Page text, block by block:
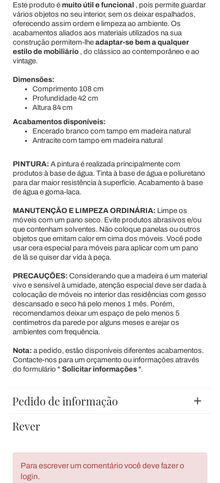
Este produto é muito útil e funcional , pois permite guardar
vários objetos no seu interior, sem os deixar espalhados,
oferecendo assim ordem e limpeza ao ambiente. Os
acabamentos aliados aos materiais utilizados na sua
construção permitem-lheadaptar-se bem a qualquer
estilo de mobiliário, do clássico ao contemporâneo e ao
vintage.
Dimensões:
Comprimento 108 cm
Profundidade 42 cm
Altura 84 cm
Acabamentos disponíveis:
Encerado branco com tampo em madeira natural
Antracite com tampo em madeira natural
PINTURA: A pintura é realizada principalmente com
produtos à base de água. Tinta à base de água e poliuretano
para dar maior resistência à superfície. Acabamento à base
de água e goma-laca.
MANUTENÇÃO E LIMPEZA ORDINÁRIA: Limpe os
móveis com um pano seco. Evite produtos abrasivos e/ou
que contenham solventes. Não coloque panelas ou outros
objetos que emitam calor em cima dos móveis. Você pode
usar cera especial para móveis para aplicar com um pano
de lã se quiser dar vida à peça.
PRECAUÇÕES: Considerando que a madeira é um material
vivo e sensível à umidade, atenção especial deve ser dada à
colocação de móveis no interior das residências com gesso
descansado e seco há pelo menos 1 mês. Porém,
recomendamos deixar um espaço de pelo menos 5
centímetros da parede por alguns meses e arejar os
ambientes com frequência.
Nota: a pedido, estão disponíveis diferentes acabamentos.
Contacte-nos para um orçamento ou informações através
do formulário " Solicitar informações".
Pedido de informação
Rever
Para escrever um comentário você deve fazer o
login.